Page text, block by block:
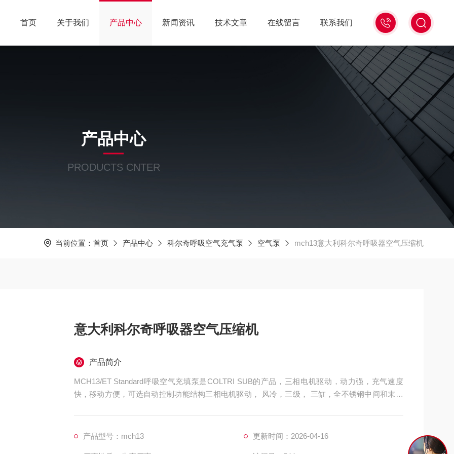
15006471345
首页 关于我们 产品中心 新闻资讯 技术文章 在线留言 联系我们
产品中心
PRODUCTS CNTER
当前位置： 首页 产品中心 科尔奇呼吸空气充气泵 空气泵 mch13意大利科尔奇呼吸器空气压缩机
意大利科尔奇呼吸器空气压缩机
产品简介
MCH13/ET Standard呼吸空气充填泵是COLTRI SUB的产品，三相电机驱动，动力强，充气速度
快，移动方便，可选自动控制功能结构三相电机驱动， 风冷，三级， 三缸，全不锈钢中间和末级
产品型号：mch13 更新时间：2026-04-16